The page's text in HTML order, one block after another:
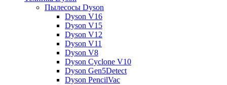
Пылесосы Dyson
Dyson V16
Dyson V15
Dyson V12
Dyson V11
Dyson V8
Dyson Cyclone V10
Dyson Gen5Detect
Dyson PencilVac